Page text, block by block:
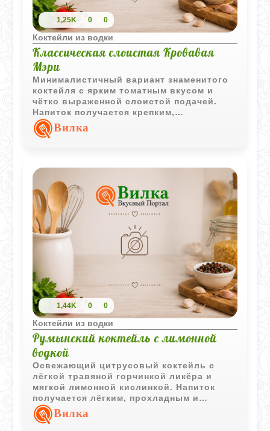
1,25K 0 0
Коктейли из водки
Классическая слоистая Кровавая
Мэри
Минималистичный вариант знаменитого
коктейля с ярким томатным вкусом и
чётко выраженной слоистой подачей.
Напиток получается крепким,
освежающим и сохраняет классический
характер благодаря простому сочетанию
Вилка
1,44K 0 0
Коктейли из водки
Румынский коктейль с лимонной
водкой
Освежающий цитрусовый коктейль с
лёгкой травяной горчинкой ликёра и
мягкой лимонной кислинкой. Напиток
получается лёгким, прохладным и
хорошо подходит для летней подачи.
Вилка